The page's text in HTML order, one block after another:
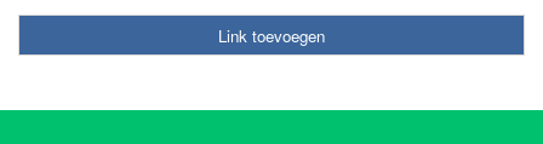
Link toevoegen